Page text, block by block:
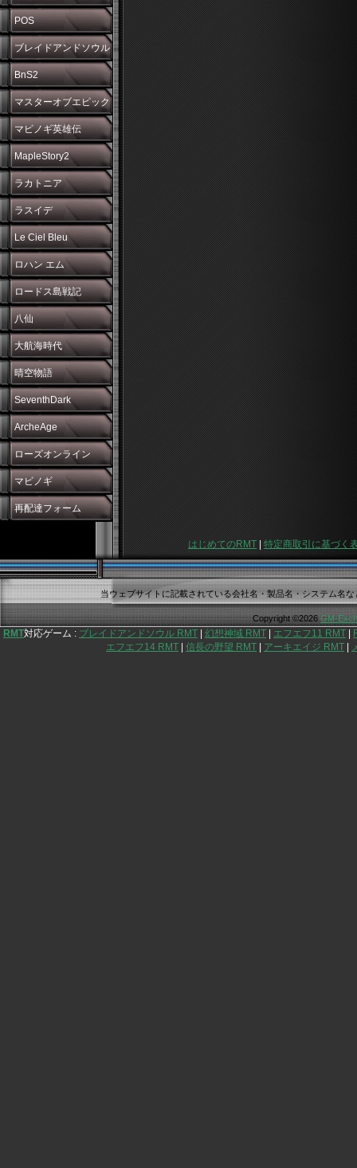
ロ
POS
ブレイドアンドソウル
BnS2
マスターオブエピック
マビノギ英雄伝
MapleStory2
ラカトニア
ラスイデ
Le Ciel Bleu
ロハン エム
ロードス島戦記
八仙
大航海時代
晴空物語
SeventhDark
ArcheAge
ローズオンライン
マビノギ
再配達フォーム
はじめてのRMT| 特定商取引に基づく
当ウェブサイトに記載されている会社名・製品名・システム名
Copyright ©2026GM-
RMT対応ゲーム : ブレイドアンドソウル RMT 幻想神域 RMT エフエフ11 RMT
エフエフ14 RMT
信長の野望 RMT アーキエイジ RMT